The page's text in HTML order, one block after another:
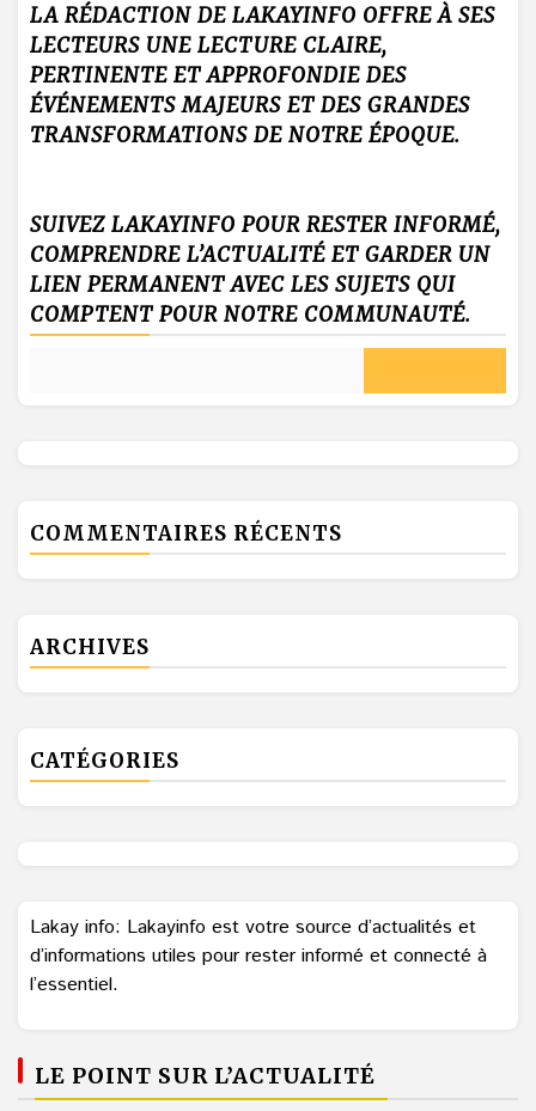
LA RÉDACTION DE LAKAYINFO OFFRE À SES
LECTEURS UNE LECTURE CLAIRE,
PERTINENTE ET APPROFONDIE DES
ÉVÉNEMENTS MAJEURS ET DES GRANDES
TRANSFORMATIONS DE NOTRE ÉPOQUE.
SUIVEZ LAKAYINFO POUR RESTER INFORMÉ,
COMPRENDRE L’ACTUALITÉ ET GARDER UN
LIEN PERMANENT AVEC LES SUJETS QUI
COMPTENT POUR NOTRE COMMUNAUTÉ.
COMMENTAIRES RÉCENTS
ARCHIVES
CATÉGORIES
Lakay info: Lakayinfo est votre source d’actualités et
d’informations utiles pour rester informé et connecté à
l’essentiel.
LE POINT SUR L’ACTUALITÉ